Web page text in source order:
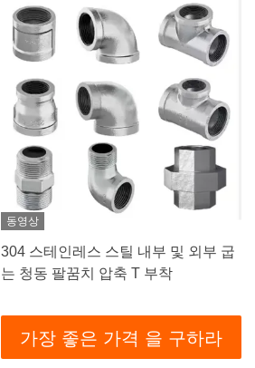
동영상
304 스테인레스 스틸 내부 및 외부 굽
는 청동 팔꿈치 압축 T 부착
가장 좋은 가격 을 구하라